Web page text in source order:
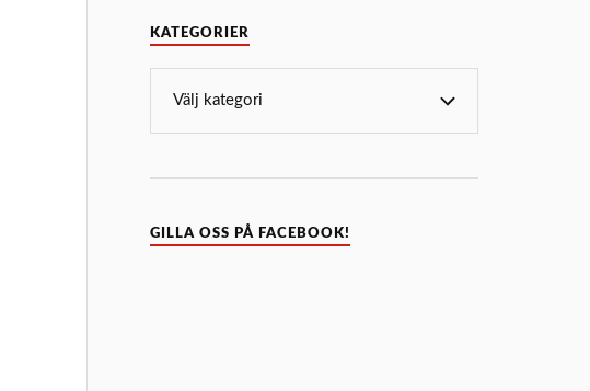
KATEGORIER
GILLA OSS PÅ FACEBOOK!